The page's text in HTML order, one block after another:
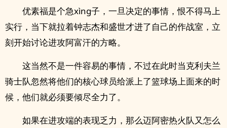
优素福是个急xìng子，一旦决定的事情，恨不得马上
实行，当下就拉着钟志杰和盛世才进了自己的作战室，立
刻开始讨论进攻阿富汗的方略。
这当然不是一件容易的事情，不过在此时当克利夫兰
骑士队忽然将他们的核心球员给派上了篮球场上面来的时
候，他们就必须要倾尽全力了。
如果在进攻端的表现乏力，那么迈阿密热火队又怎么